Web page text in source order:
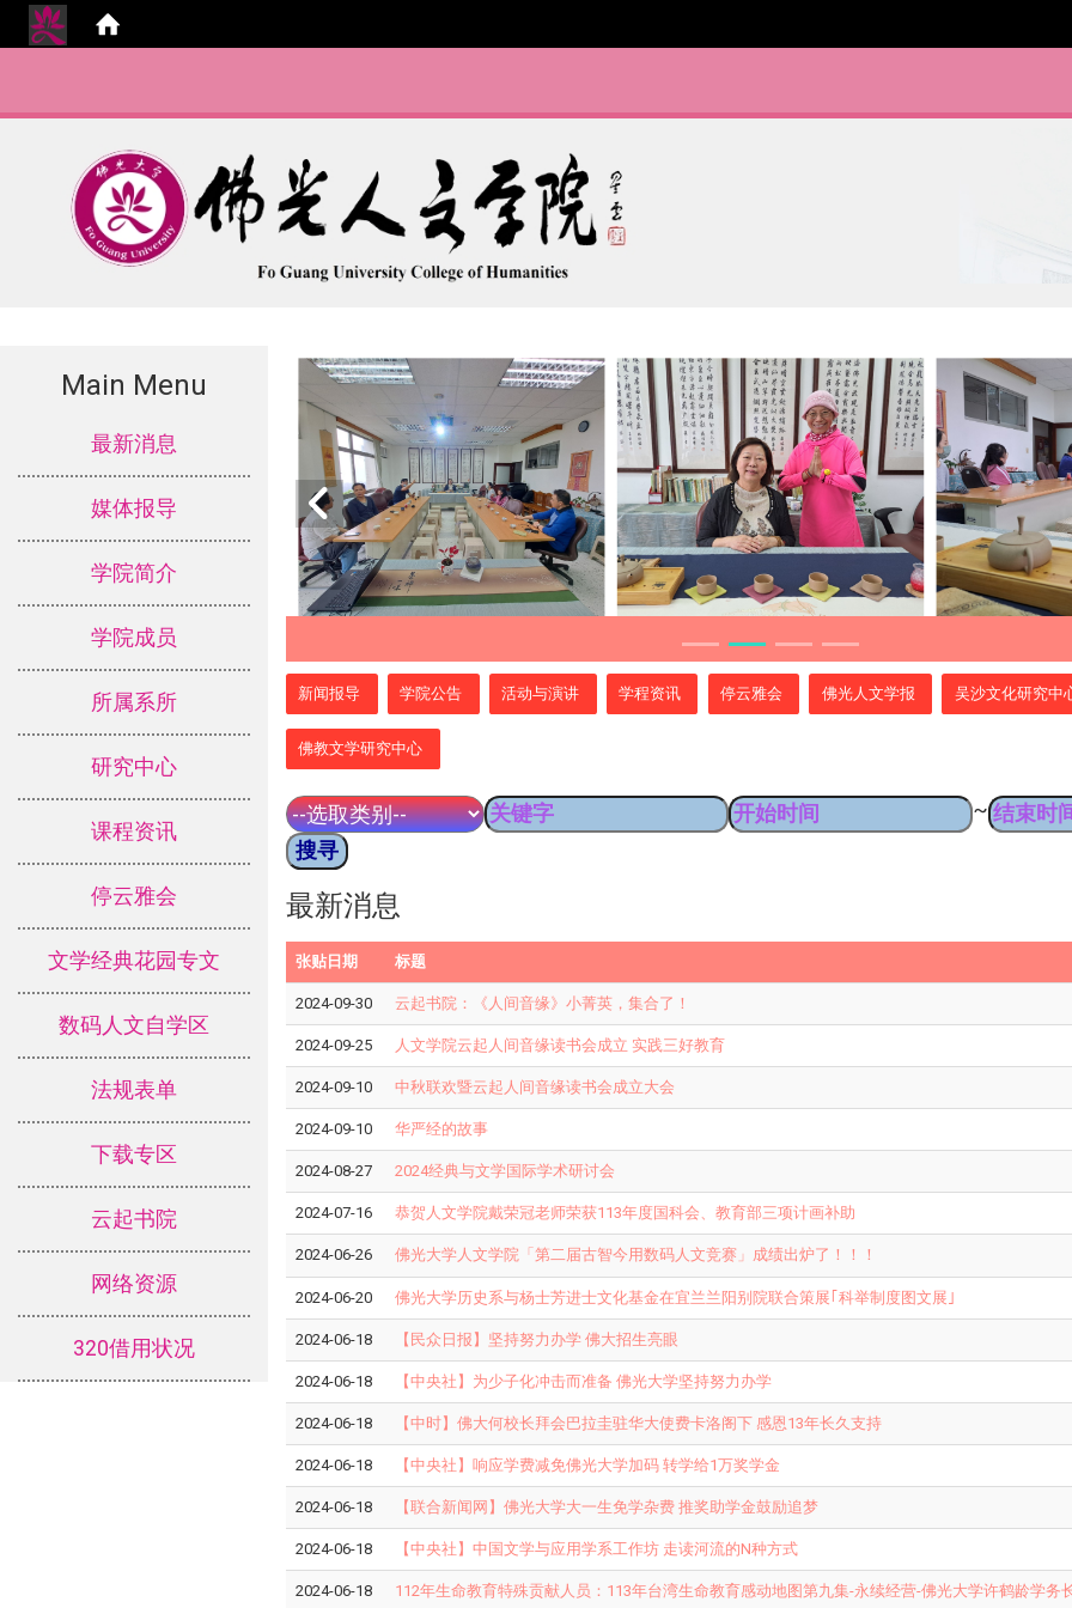
Main Menu
最新消息
媒体报导
学院简介
学院成员
所属系所
研究中心
课程资讯
停云雅会
文学经典花园专文
数码人文自学区
法规表单
下载专区
云起书院
网络资源
320借用状况
新闻报导 学院公告 活动与演讲 学程资讯 停云雅会 佛光人文学报 吴沙文化研究中
佛教文学研究中心
~
最新消息
张贴日期 标题
2024-09-30 云起书院：《人间音缘》小菁英，集合了！
2024-09-25 人文学院云起人间音缘读书会成立 实践三好教育
2024-09-10 中秋联欢暨云起人间音缘读书会成立大会
2024-09-10 华严经的故事
2024-08-27 2024经典与文学国际学术研讨会
2024-07-16 恭贺人文学院戴荣冠老师荣获113年度国科会、教育部三项计画补助
2024-06-26 佛光大学人文学院「 第二届古智今用数码人文竞赛 」成绩出炉了！！！
2024-06-20 佛光大学历史系与杨士芳进士文化基金在宜兰兰阳别院联合策展｢科举制度图文展｣
2024-06-18 【民众日报】坚持努力办学 佛大招生亮眼
2024-06-18 【中央社】为少子化冲击而准备 佛光大学坚持努力办学
2024-06-18 【中时】佛大何校长拜会巴拉圭驻华大使费卡洛阁下 感恩13年长久支持
2024-06-18 【中央社】响应学费减免佛光大学加码 转学给1万奖学金
2024-06-18 【联合新闻网】佛光大学大一生免学杂费 推奖助学金鼓励追梦
2024-06-18 【中央社】中国文学与应用学系工作坊 走读河流的N种方式
2024-06-18 112年生命教育特殊贡献人员：113年台湾生命教育感动地图第九集-永续经营-佛光大学许鹤龄学务